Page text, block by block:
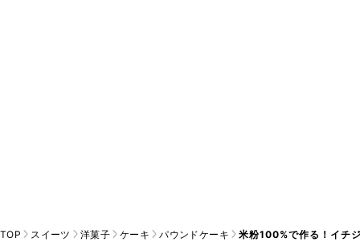
TOP スイーツ 洋菓子 ケーキ パウンドケーキ 米粉100%で作る！イチ